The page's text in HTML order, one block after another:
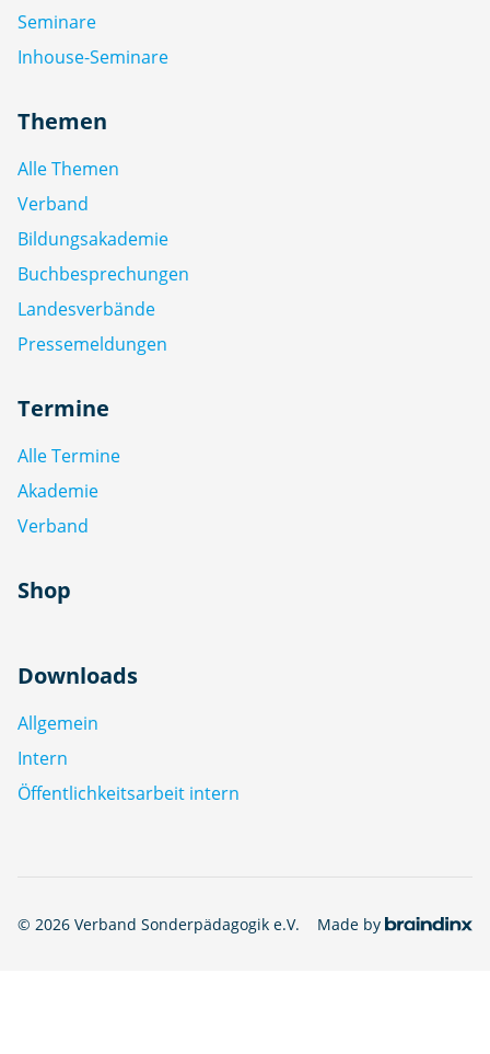
Seminare
Inhouse-Seminare
Themen
Alle Themen
Verband
Bildungsakademie
Buchbesprechungen
Landesverbände
Pressemeldungen
Termine
Alle Termine
Akademie
Verband
Shop
Downloads
Allgemein
Intern
Öffentlichkeitsarbeit intern
© 2026 Verband Sonderpädagogik e.V. Made by